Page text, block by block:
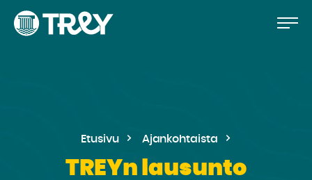
Hyppää
sisältöön
Siirry
TREY
-etusivulle
Etusivu Ajankohtaista
TREYn lausunto